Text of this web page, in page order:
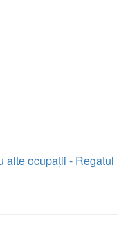
alte ocupații - Regatul